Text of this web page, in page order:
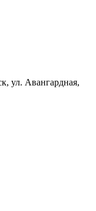
ул. Авангардная,